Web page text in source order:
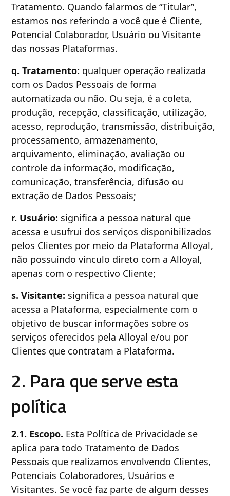
Tratamento. Quando falarmos de “Titular”,
estamos nos referindo a você que é Cliente,
Potencial Colaborador, Usuário ou Visitante
das nossas Plataformas.
q. Tratamento: qualquer operação realizada
com os Dados Pessoais de forma
automatizada ou não. Ou seja, é a coleta,
produção, recepção, classificação, utilização,
acesso, reprodução, transmissão, distribuição,
processamento, armazenamento,
arquivamento, eliminação, avaliação ou
controle da informação, modificação,
comunicação, transferência, difusão ou
extração de Dados Pessoais;
r. Usuário: significa a pessoa natural que
acessa e usufrui dos serviços disponibilizados
pelos Clientes por meio da Plataforma Alloyal,
não possuindo vínculo direto com a Alloyal,
apenas com o respectivo Cliente;
s. Visitante: significa a pessoa natural que
acessa a Plataforma, especialmente com o
objetivo de buscar informações sobre os
serviços oferecidos pela Alloyal e/ou por
Clientes que contratam a Plataforma.
2. Para que serve esta
política
2.1. Escopo. Esta Política de Privacidade se
aplica para todo Tratamento de Dados
Pessoais que realizamos envolvendo Clientes,
Potenciais Colaboradores, Usuários e
Visitantes. Se você faz parte de algum desses